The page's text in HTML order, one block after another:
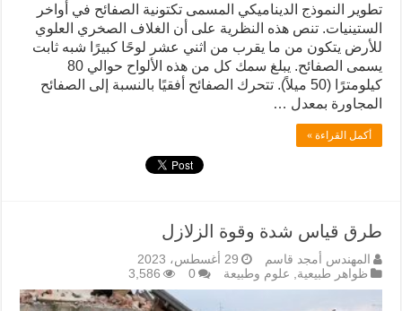
تطوير النموذج الديناميكي المسمى تكتونية الصفائح في أواخر
الستينيات. تنص هذه النظرية على أن الغلاف الصخري العلوي
للأرض يتكون من ما يقرب من اثني عشر لوحًا كبيرًا شبه ثابت
يسمى الصفائح. يبلغ سمك كل من هذه الألواح حوالي 80
كيلومترًا (50 ميلاً). تتحرك الصفائح أفقيًا بالنسبة إلى الصفائح
المجاورة بمعدل …
أكمل القراءة »
طرق قياس شدة وقوة الزلازل
المهندس أمجد قاسم
29 أغسطس، 2023
ظواهر طبيعية, علوم وطبيعة 0
3,586